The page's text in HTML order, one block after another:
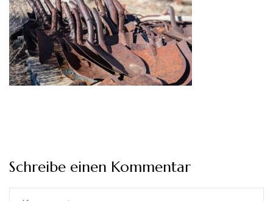
Schreibe einen Kommentar